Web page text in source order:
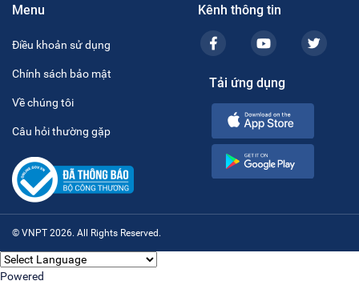
Menu
Điều khoản sử dụng
Chính sách bảo mật
Về chúng tôi
Câu hỏi thường gặp
Kênh thông tin
Tải ứng dụng
© VNPT 2026. All Rights Reserved.
Powered